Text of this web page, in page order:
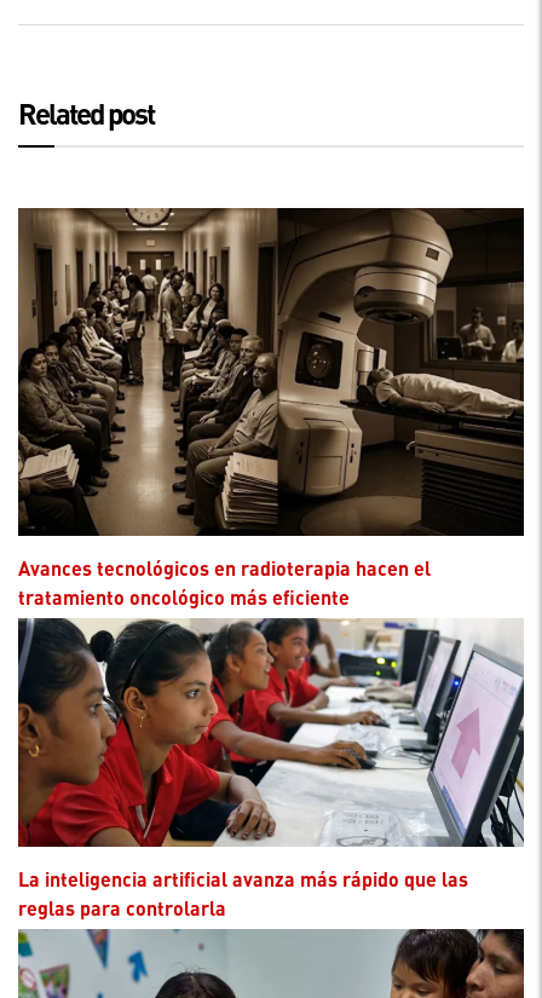
Related post
Avances tecnológicos en radioterapia hacen el
tratamiento oncológico más eficiente
La inteligencia artificial avanza más rápido que las
reglas para controlarla